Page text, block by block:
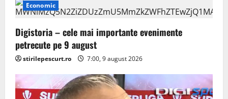
Economic
Digistoria – cele mai importante evenimente
petrecute pe 9 august
stirilepescurt.ro 7:00, 9 august 2026